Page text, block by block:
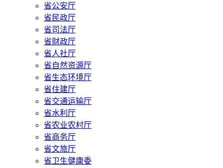
省公安厅
省民政厅
省司法厅
省财政厅
省人社厅
省自然资源厅
省生态环境厅
省住建厅
省交通运输厅
省水利厅
省农业农村厅
省商务厅
省文旅厅
省卫生健康委